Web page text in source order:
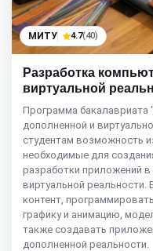
МИТУ 4.7(40)
Разработка
виртуальной
Программа бакалавриата
дополненной и
студентам возможность
необходимые для
разработки приложений
виртуальной
контент,
графику и анимацию,
также создавать
дополненной реальности.